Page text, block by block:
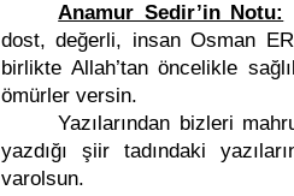
Anamur Sedir’in Notu:
dost, değerli, insan Osman
birlikte Allah’tan öncelikle
ömürler versin.
Yazılarından bizleri
yazdığı şiir tadındaki
varolsun.